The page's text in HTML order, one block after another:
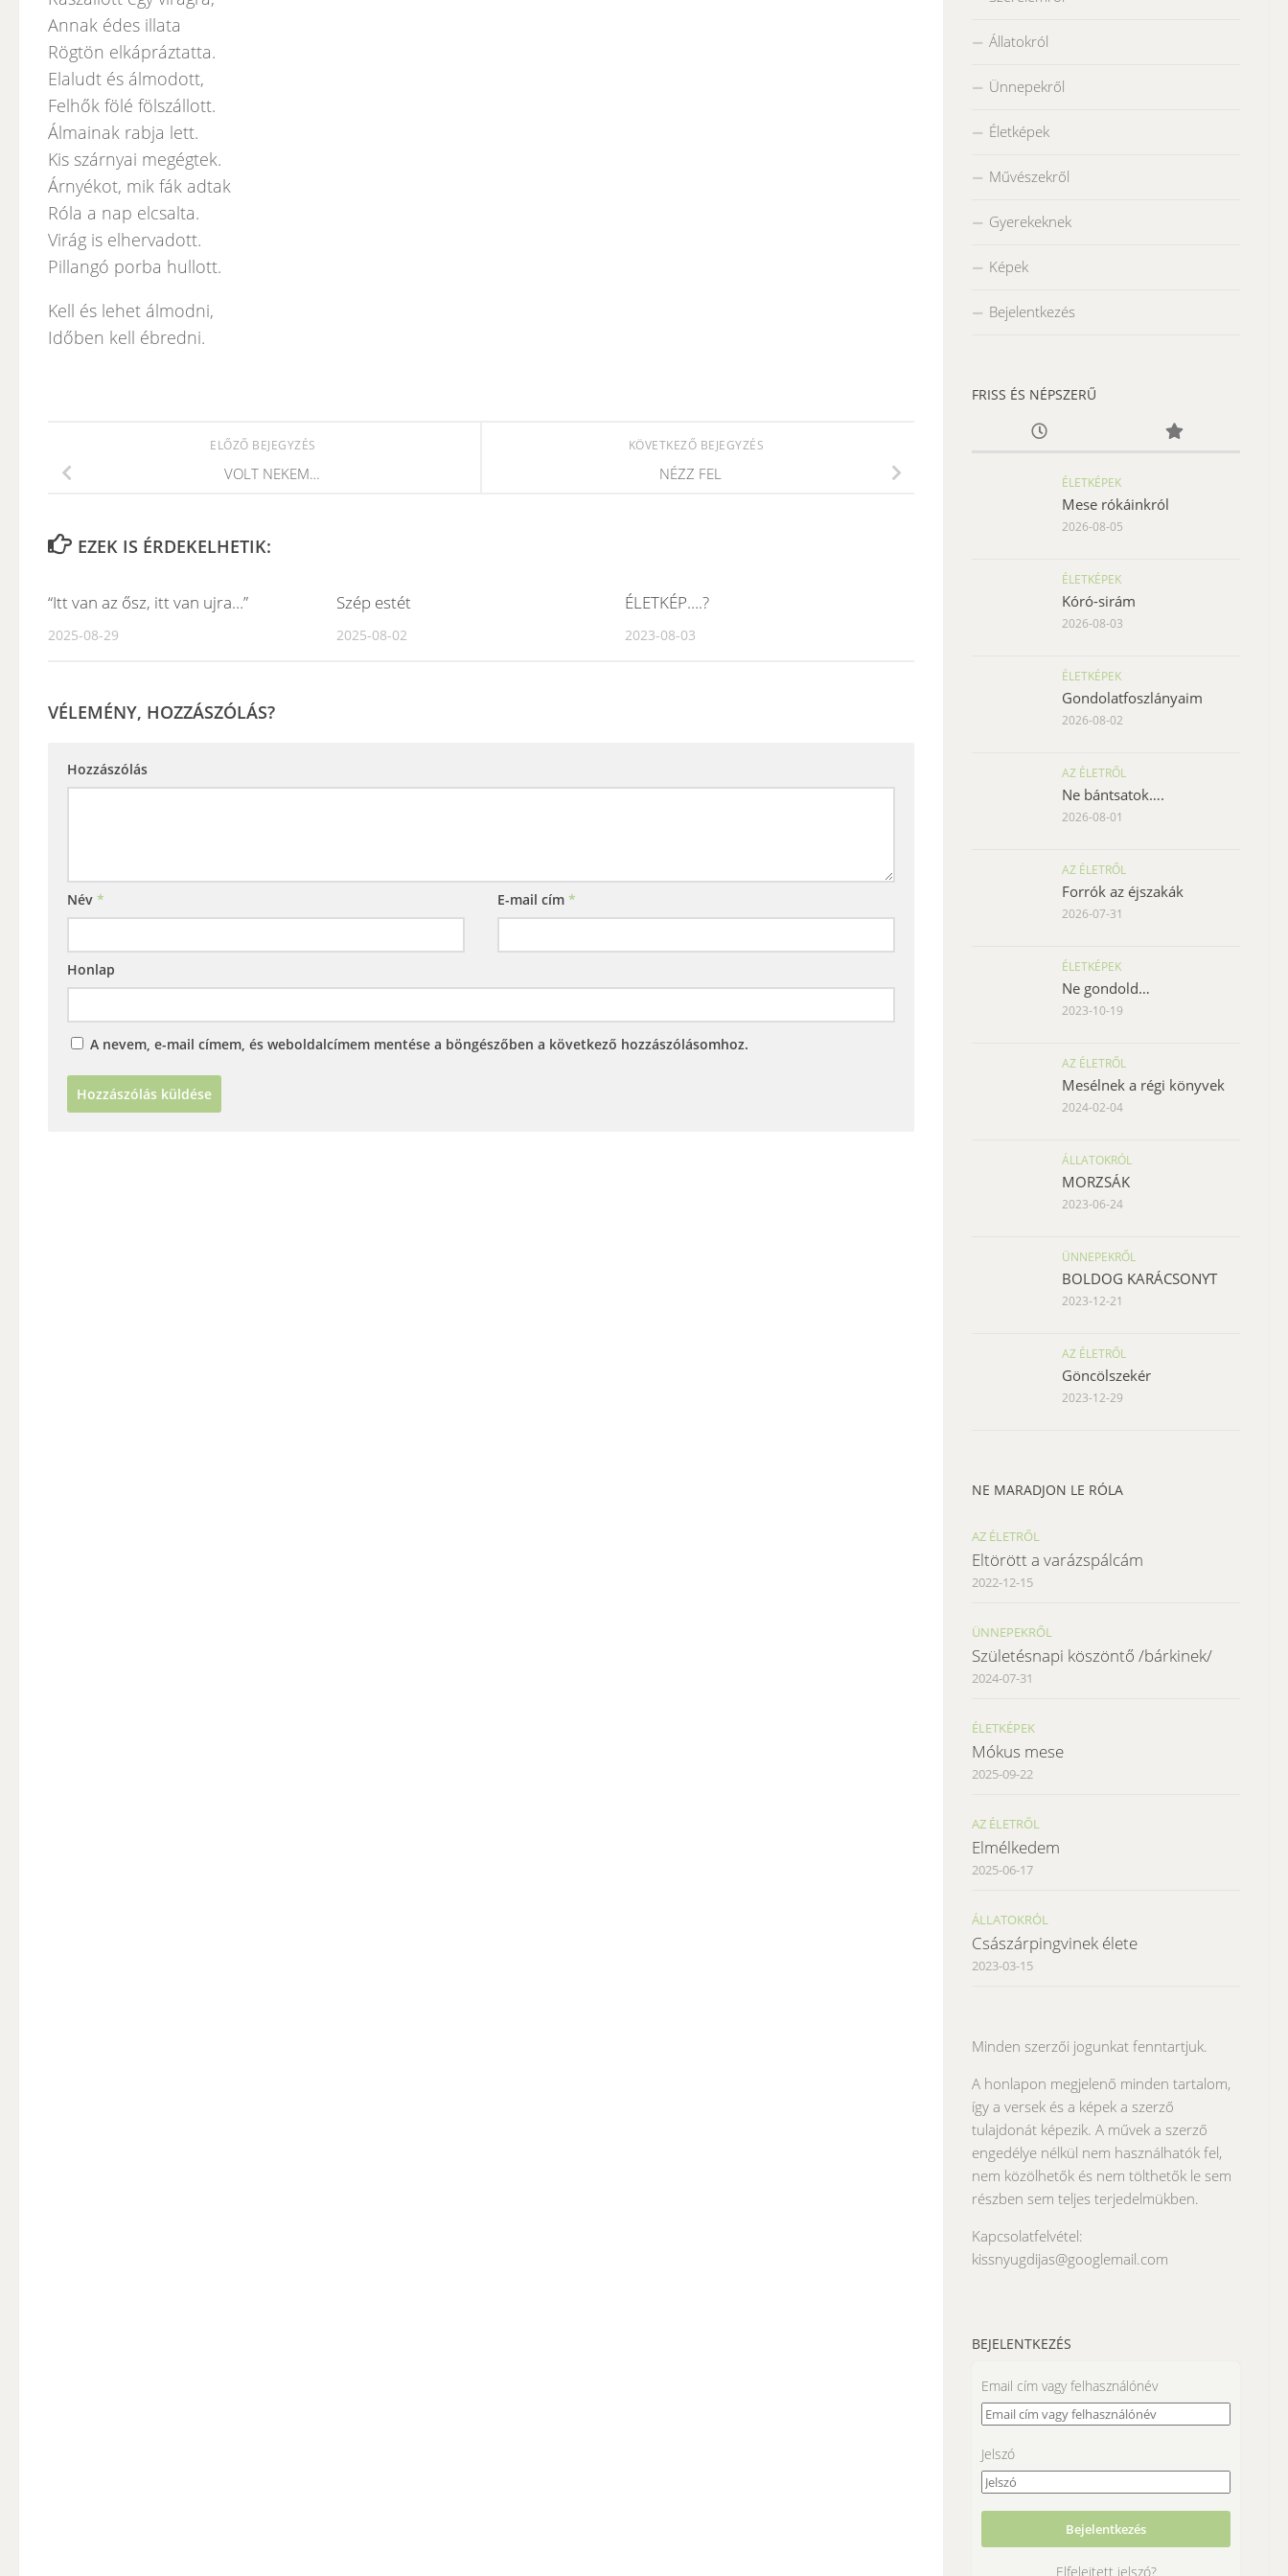
Annak édes illata
Rögtön elkápráztatta.
Elaludt és álmodott,
Felhők fölé fölszállott.
Álmainak rabja lett.
Kis szárnyai megégtek.
Árnyékot, mik fák adtak
Róla a nap elcsalta.
Virág is elhervadott.
Pillangó porba hullott.
Kell és lehet álmodni,
Időben kell ébredni.
KÖVETKEZŐ BEJEGYZÉS
NÉZZ FEL
ELŐZŐ BEJEGYZÉS
VOLT NEKEM…
EZEK IS ÉRDEKELHETIK:
“Itt van az ősz, itt van ujra…”
2025-08-29
Szép estét
2025-08-02
ÉLETKÉP….?
2023-08-03
VÉLEMÉNY, HOZZÁSZÓLÁS?
Hozzászólás
Név * E-mail cím*
Honlap
A nevem, e-mail címem, és weboldalcímem mentése a böngészőben a következő hozzászólásomhoz.
Állatokról
Ünnepekről
Életképek
Művészekről
Gyerekeknek
Képek
Bejelentkezés
FRISS ÉS NÉPSZERŰ
ÉLETKÉPEK
Mese rókáinkról
2026-08-05
ÉLETKÉPEK
Kóró-sirám
2026-08-03
ÉLETKÉPEK
Gondolatfoszlányaim
2026-08-02
AZ ÉLETRŐL
Ne bántsatok….
2026-08-01
AZ ÉLETRŐL
Forrók az éjszakák
2026-07-31
ÉLETKÉPEK
Ne gondold…
2023-10-19
AZ ÉLETRŐL
Mesélnek a régi könyvek
2024-02-04
ÁLLATOKRÓL
MORZSÁK
2023-06-24
ÜNNEPEKRŐL
BOLDOG KARÁCSONYT
2023-12-21
AZ ÉLETRŐL
Göncölszekér
2023-12-29
NE MARADJON LE RÓLA
AZ ÉLETRŐL
Eltörött a varázspálcám
2022-12-15
ÜNNEPEKRŐL
Születésnapi köszöntő /bárkinek/
2024-07-31
ÉLETKÉPEK
Mókus mese
2025-09-22
AZ ÉLETRŐL
Elmélkedem
2025-06-17
ÁLLATOKRÓL
Császárpingvinek élete
2023-03-15
Minden szerzői jogunkat fenntartjuk.
A honlapon megjelenő minden tartalom,
így a versek és a képek a szerző
tulajdonát képezik. A művek a szerző
engedélye nélkül nem használhatók fel,
nem közölhetők és nem tölthetők le sem
részben sem teljes terjedelmükben.
Kapcsolatfelvétel:
kissnyugdijas@googlemail.com
BEJELENTKEZÉS
Email cím vagy felhasználónév
Jelszó
Elfelejtett jelszó?